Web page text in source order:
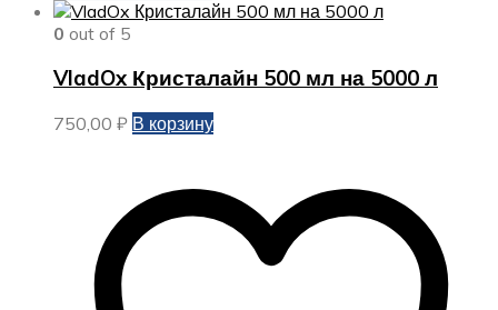
0 out of 5
VladOx Кристалайн 500 мл на 5000 л
750,00 ₽ В корзину